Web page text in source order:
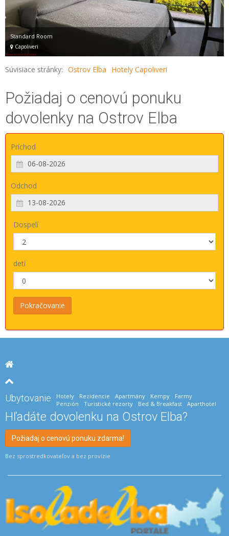
Standard Room
Capoliveri
Súvisiace stránky: Ostrov Elba Hotely Capoliveri
Požiadaj o cenovú ponuku
dovolenky na Ostrov Elba
Príchod
Odchod
Dospelí
detí
Ubytovanie Hotely Rezidencie Apartmány Kempy
Farmy
Penzión
Turistické rezorty Bed & Breakfast Aparthotel
Hľadáte dovolenku na Ostrov Elba?
Požiadaj o cenovú ponuku zdarma!
Bez sprostredkovateľov a bez provízie